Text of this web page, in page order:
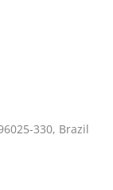
330, Brazil